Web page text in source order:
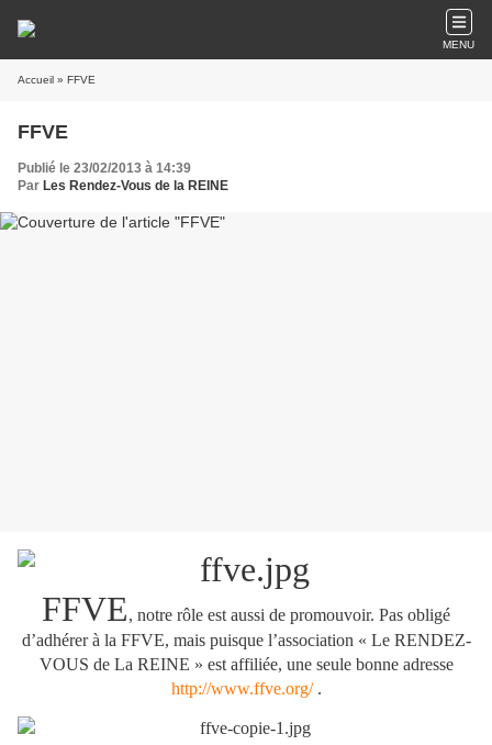
MENU
Accueil » FFVE
FFVE
Publié le 23/02/2013 à 14:39
Par Les Rendez-Vous de la REINE
FFVE, notre rôle est aussi de promouvoir. Pas obligé
d’adhérer à la FFVE, mais puisque l’association « Le RENDEZ-
VOUS de La REINE » est affiliée, une seule bonne adresse
http://www.ffve.org/ .